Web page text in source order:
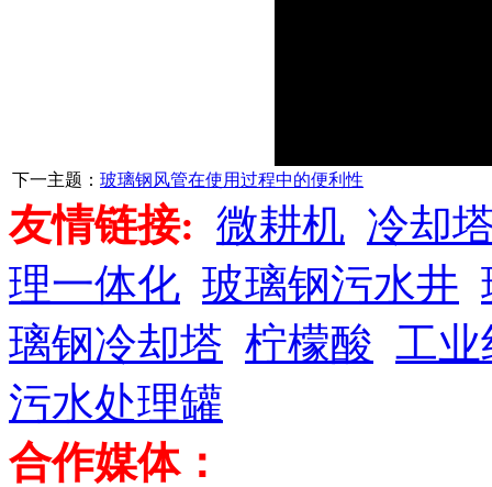
下一主题： 玻璃钢风管在使用过程中的便利性
友情链接: 微耕机 冷却
理一体化 玻璃钢污水井
璃钢冷却塔 柠檬酸 工业
污水处理罐
合作媒体：